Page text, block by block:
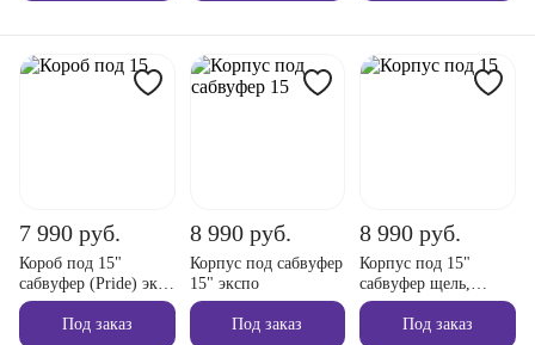
7 990 руб.
Короб под 15"
сабвуфер (Pride) эко-
кожа на трубе фанера
Под заказ
8 990 руб.
Корпус под сабвуфер
15" экспо
Под заказ
8 990 руб.
Корпус под 15"
сабвуфер щель,
фронт
Под заказ